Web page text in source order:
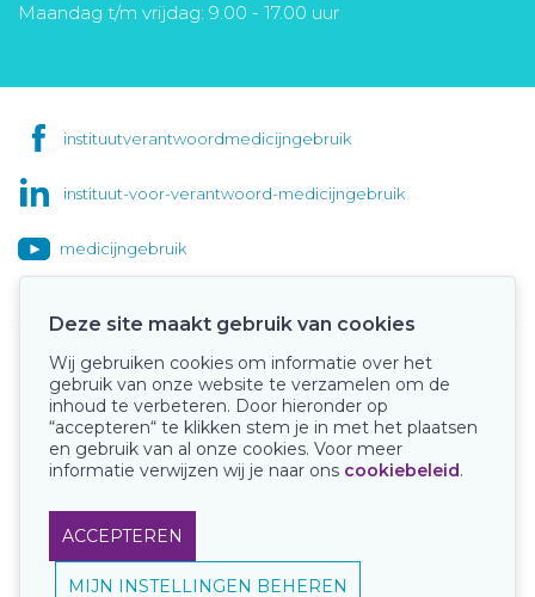
Maandag t/m vrijdag: 9.00 - 17.00 uur
instituutverantwoordmedicijngebruik
instituut-voor-verantwoord-medicijngebruik
medicijngebruik
Onze keurmerken
Deze site maakt gebruik van cookies
Wij gebruiken cookies om informatie over het
gebruik van onze website te verzamelen om de
inhoud te verbeteren. Door hieronder op
“accepteren“ te klikken stem je in met het plaatsen
en gebruik van al onze cookies. Voor meer
informatie verwijzen wij je naar ons cookiebeleid.
ACCEPTEREN
MIJN INSTELLINGEN BEHEREN